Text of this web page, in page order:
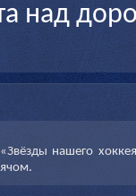
над
нашего